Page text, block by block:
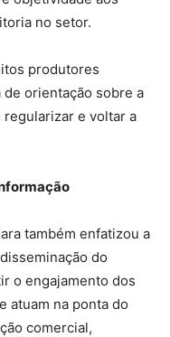
no setor.
produtores
orientação sobre a
regularizar e voltar a
também enfatizou a
do
o engajamento dos
atuam na ponta do
comercial,